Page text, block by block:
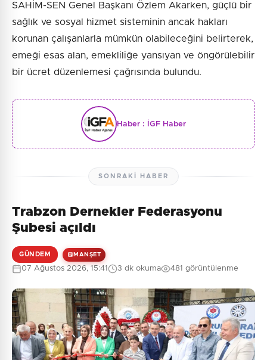
SAHİM-SEN Genel Başkanı Özlem Akarken, güçlü bir
sağlık ve sosyal hizmet sisteminin ancak hakları
korunan çalışanlarla mümkün olabileceğini belirterek,
emeği esas alan, emekliliğe yansıyan ve öngörülebilir
bir ücret düzenlemesi çağrısında bulundu.
Haber : İGF Haber
SONRAKI HABER
Trabzon Dernekler Federasyonu
Şubesi açıldı
GÜNDEM MANŞET
07 Ağustos 2026, 15:41 3 dk okuma 481 görüntülenme